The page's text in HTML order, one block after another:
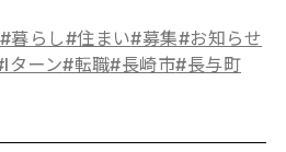
#暮らし#住まい#募集#お知らせ
ターン#転職#長崎市#長与町